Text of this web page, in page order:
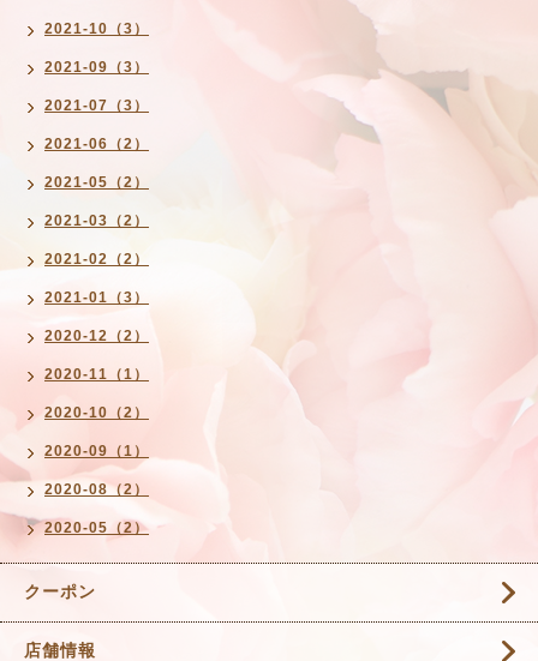
2021-10（3）
2021-09（3）
2021-07（3）
2021-06（2）
2021-05（2）
2021-03（2）
2021-02（2）
2021-01（3）
2020-12（2）
2020-11（1）
2020-10（2）
2020-09（1）
2020-08（2）
2020-05（2）
クーポン
店舗情報